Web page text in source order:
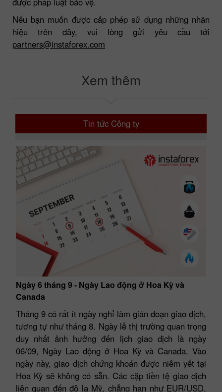
Nếu bạn muốn được cấp phép sử dụng những nhãn
hiệu trên đây, vui lòng gửi yêu cầu tới
partners@instaforex.com
Xem thêm
Tin tức Công ty
Ngày 6 tháng 9 - Ngày Lao động ở Hoa Kỳ và
Canada
Tháng 9 có rất ít ngày nghỉ làm gián đoạn giao dịch,
tương tự như tháng 8. Ngày lễ thị trường quan trọng
duy nhất ảnh hưởng đến lịch giao dịch là ngày
06/09, Ngày Lao động ở Hoa Kỳ và Canada. Vào
ngày này, giao dịch chứng khoán được niêm yết tại
Hoa Kỳ sẽ không có sẵn. Các cặp tiền tệ giao dịch
liên quan đến đô la Mỹ, chẳng hạn như EUR/USD,